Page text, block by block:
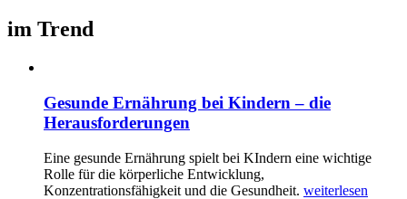
im Trend
Gesunde Ernährung bei Kindern – die
Herausforderungen
Eine gesunde Ernährung spielt bei KIndern eine wichtige
Rolle für die körperliche Entwicklung,
Konzentrationsfähigkeit und die Gesundheit. weiterlesen